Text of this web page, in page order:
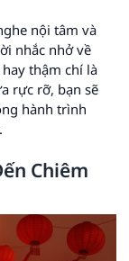
nội tâm và
nhắc nhở về
thậm chí là
rực rỡ, bạn sẽ
hành trình
Chiêm